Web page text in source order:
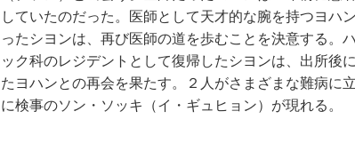
していたのだった。医師として天才的な腕を持つヨハ
ったシヨンは、再び医師の道を歩むことを決意する。
ック科のレジデントとして復帰したシヨンは、出所後
たヨハンとの再会を果たす。２人がさまざまな難病に
に検事のソン・ソッキ（イ・ギュヒョン）が現れる。